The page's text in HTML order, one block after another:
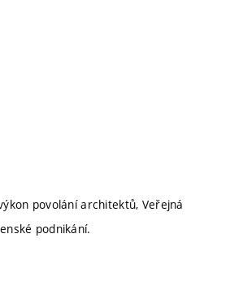
povolání architektů, Veřejná
podnikání.